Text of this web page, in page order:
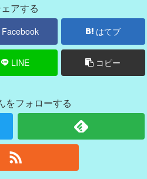
アする
Facebook はてブ
LINE コピー
をフォローする